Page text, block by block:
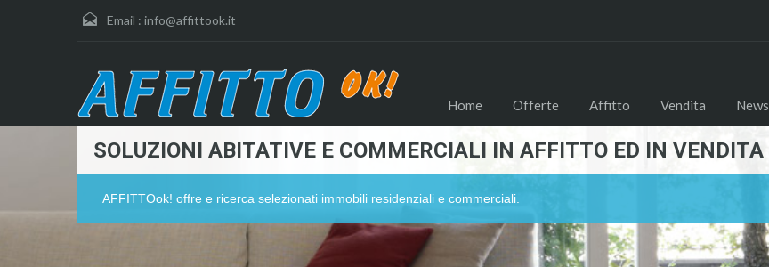
Email : info@affittook.it
Home Offerte Affitto Vendita News
SOLUZIONI ABITATIVE E COMMERCIALI IN AFFITTO ED IN VENDITA
AFFITTOok! offre e ricerca selezionati immobili residenziali e commerciali.